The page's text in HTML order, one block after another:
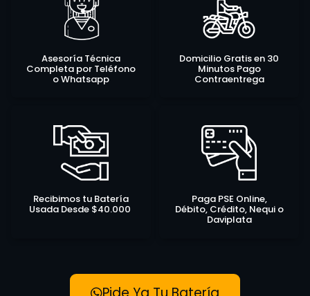
Asesoría Técnica
Completa por Teléfono
o Whatsapp
Domicilio Gratis en 30
Minutos Pago
Contraentrega
Recibimos tu Batería
Usada Desde $40.000
Paga PSE Online,
Débito, Crédito, Nequi o
Daviplata